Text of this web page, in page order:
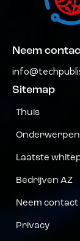
Neem
Sitemap
Thuis
Onderwerpen
Laatste
Bedrijven AZ
Neem
Privacy